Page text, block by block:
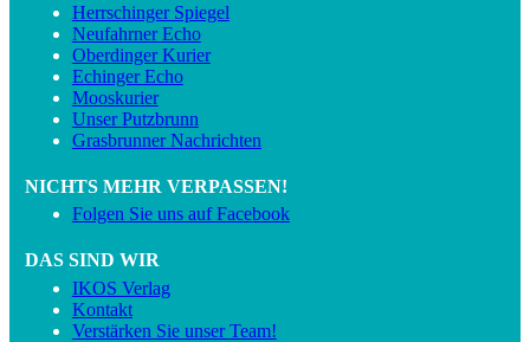
Herrschinger Spiegel
Neufahrner Echo
Oberdinger Kurier
Echinger Echo
Mooskurier
Unser Putzbrunn
Grasbrunner Nachrichten
NICHTS MEHR VERPASSEN!
Folgen Sie uns auf Facebook
DAS SIND WIR
IKOS Verlag
Kontakt
Verstärken Sie unser Team!